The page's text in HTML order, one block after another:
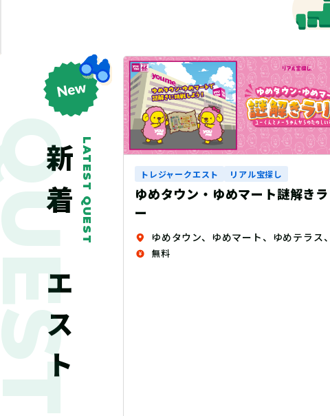
LATEST QUEST
新着クエスト
探し
ト謎解きラリ
ゆめタウン、ゆめマート、ゆめテラス、 ゆめシティ、ゆめモール店内（一部店舗除く）
トレジャークエスト リアル宝探し
マニュライフクエスト～妖精と失
れし力～
赤坂周辺エリア
無料